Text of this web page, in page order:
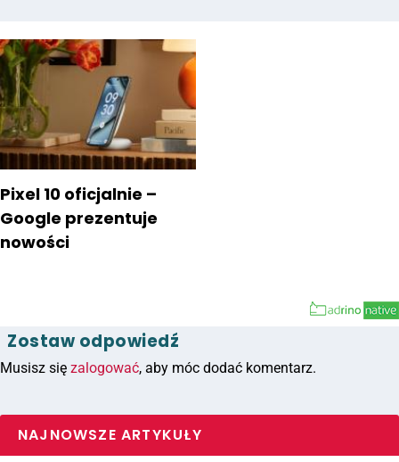
Pixel 10 oficjalnie –
Google prezentuje
nowości
Zostaw odpowiedź
Musisz się zalogować, aby móc dodać komentarz.
NAJNOWSZE ARTYKUŁY